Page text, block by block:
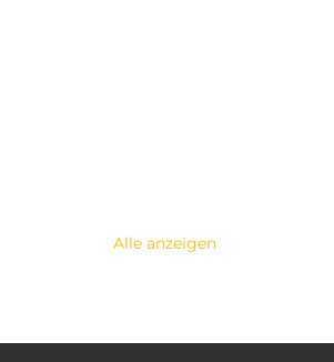
Alle anzeigen